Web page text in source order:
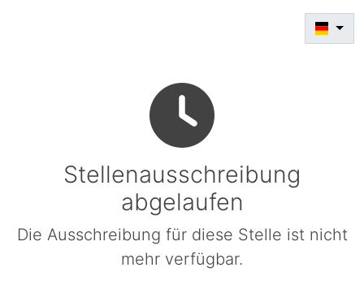
Stellenausschreibung
abgelaufen
Die Ausschreibung für diese Stelle ist nicht
mehr verfügbar.